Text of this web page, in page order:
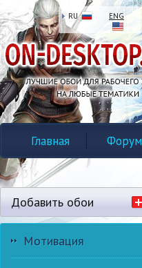
RU ENG
Главная Форум
Добавить обои
Мотивация